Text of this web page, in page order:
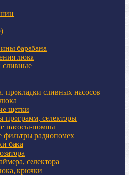
барабана
люка
прокладки сливных насосов
щетки
программ, селекторы
насосы-помпы
фильтры радиопомех
бака
селектора
крючки